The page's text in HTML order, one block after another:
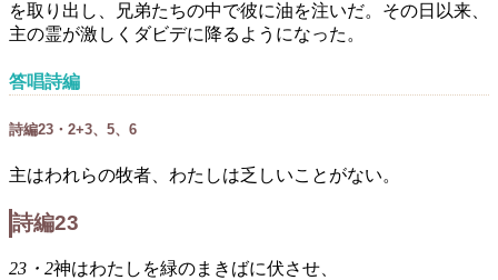
を取り出し、兄弟たちの中で彼に油を注いだ。その日以来、
主の霊が激しくダビデに降るようになった。
答唱詩編
詩編23・2+3、5、6
主はわれらの牧者、わたしは乏しいことがない。
詩編23
23・2神はわたしを緑のまきばに伏させ、